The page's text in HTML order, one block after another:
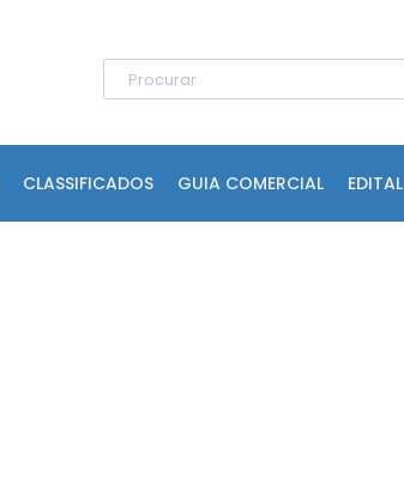
CLASSIFICADOS GUIA COMERCIAL EDITAL